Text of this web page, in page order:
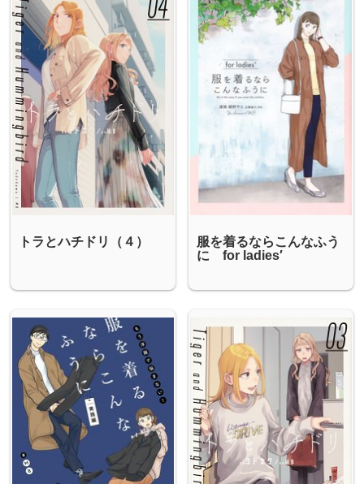
トラとハチドリ（４）
服を着るならこんなふう
に for ladies′